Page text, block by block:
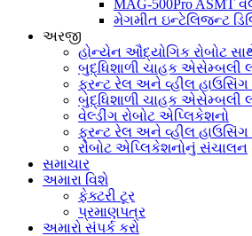
MAG-500Pro ASMT
મેગમીત ઇન્ટેલિજન્ટ
અરજી
હોન્યેન ઔદ્યોગિક રોબોટ
બુદ્ધિશાળી ચાહક એસેમ્બલી
ફ્રન્ટ રેલ અને વ્હીલ હાઉસિંગ
બુદ્ધિશાળી ચાહક એસેમ્બલી
વેલ્ડીંગ રોબોટ એપ્લિકેશનો
ફ્રન્ટ રેલ અને વ્હીલ હાઉસિંગ
રોબોટ એપ્લિકેશનોનું સંચાલન
સમાચાર
અમારા વિશે
ફેક્ટરી ટૂર
પ્રમાણપત્ર
અમારો સંપર્ક કરો